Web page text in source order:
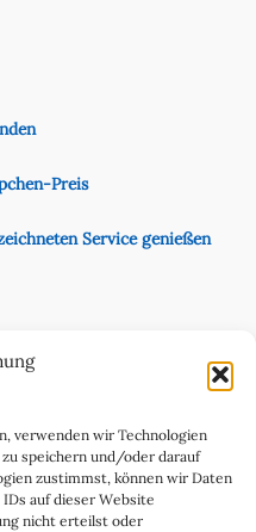
verwenden wir Technologien
speichern und/oder darauf
zustimmst, können wir Daten
auf dieser Website
nicht erteilst oder
Preis
Service genießen